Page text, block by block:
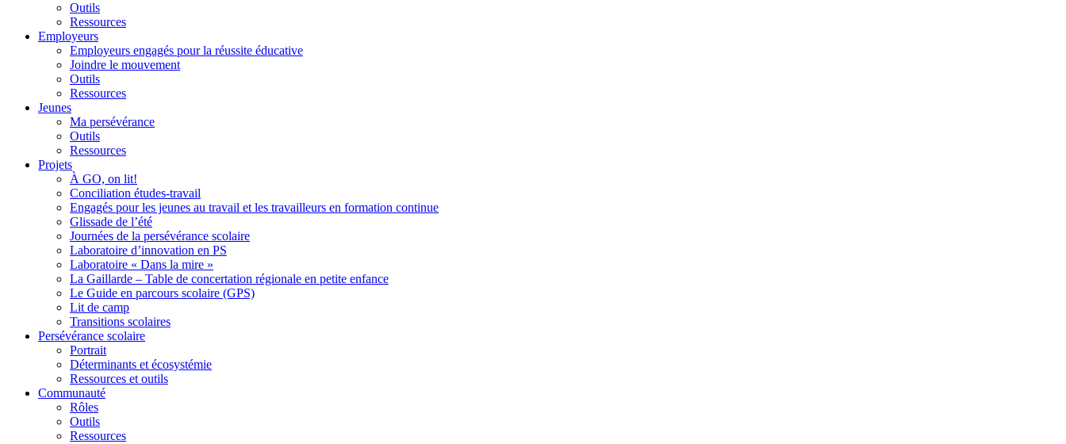
Outils
Ressources
Employeurs
Employeurs engagés pour la réussite éducative
Joindre le mouvement
Outils
Ressources
Jeunes
Ma persévérance
Outils
Ressources
Projets
À GO, on lit!
Conciliation études-travail
Engagés pour les jeunes au travail et les travailleurs en formation continue
Glissade de l’été
Journées de la persévérance scolaire
Laboratoire d’innovation en PS
Laboratoire « Dans la mire »
La Gaillarde – Table de concertation régionale en petite enfance
Le Guide en parcours scolaire (GPS)
Lit de camp
Transitions scolaires
Persévérance scolaire
Portrait
Déterminants et écosystémie
Ressources et outils
Communauté
Rôles
Outils
Ressources